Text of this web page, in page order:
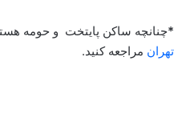
*چنانچه ساکن پایتخت و حومه
تهران مراجعه کنید.